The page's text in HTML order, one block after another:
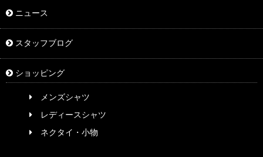
ニュース
スタッフブログ
ショッピング
メンズシャツ
レディースシャツ
ネクタイ・小物